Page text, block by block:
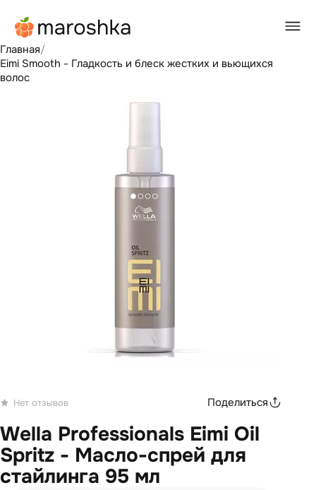
Главная/
Eimi Smooth - Гладкость и блеск жестких и вьющихся
волос
Нет отзывов Поделиться
Wella Professionals Eimi Oil
Spritz - Масло-спрей для
стайлинга 95 мл